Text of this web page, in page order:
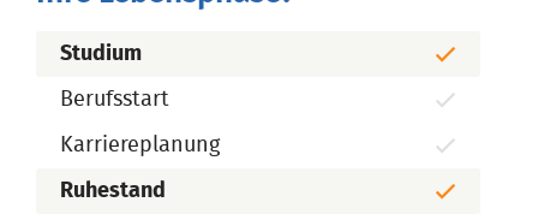
Studium
Berufsstart
Karriereplanung
Ruhestand